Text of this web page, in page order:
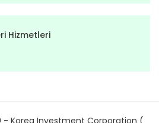
Hizmetleri
Korea Investment Corporation (